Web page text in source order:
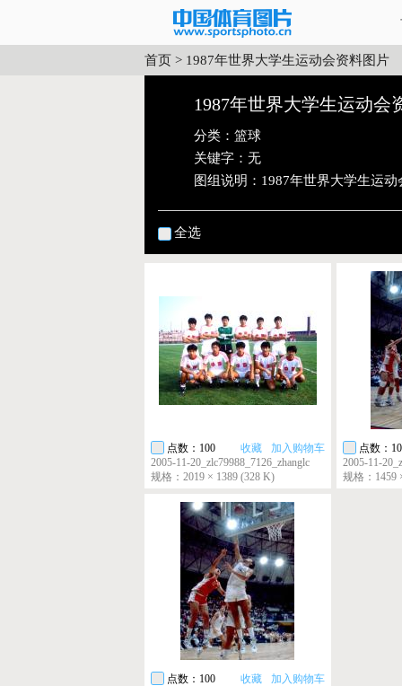
首页> 1987年世界大学生运动会资料图片
1987年世界大学生运动会
分类： 篮球
关键字：无
图组说明： 1987年世界大学生运动
全选
收藏 加入购物车
点数：100
2005-11-20_zlc79988_7126_zhanglc
规格：2019 × 1389 (328 K)
点数：
2005-11-
规格：1459
收藏 加入购物车
点数：100